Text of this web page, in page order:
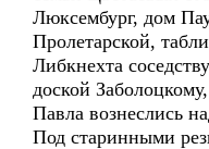
Люксембург, дом
Пролетарской,
Либкнехта
доской
Павла вознеслись
Под старинными